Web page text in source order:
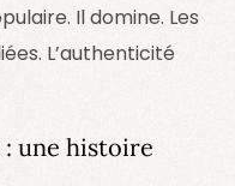
Il domine. Les
L’authenticité
: une histoire